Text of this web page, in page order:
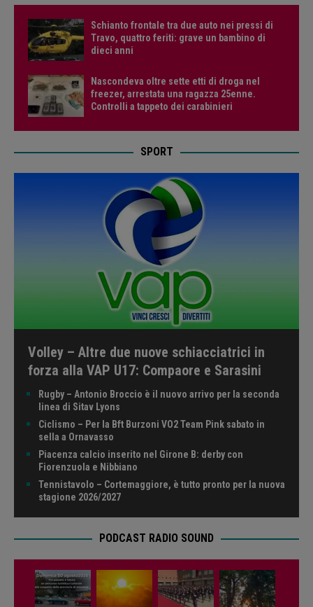
Schianto frontale tra due auto nei pressi di
Travo, quattro feriti: grave un bambino di
dieci anni
Nascondeva oltre sette etti di droga nel
freezer, arrestata una ragazza 25enne.
Controlli a tappeto dei carabinieri
SPORT
Volley – Altre due nuove schiacciatrici in
forza alla VAP U17: Compaore e Sarasini
Rugby – Antonio Broccio è il nuovo arrivo per la seconda
linea di Sitav Lyons
Ciclismo – Per la Bft Burzoni VO2 Team Pink sabato in
sella a Ornavasso
Piacenza calcio inserito nel Girone B: derby con
Fiorenzuola e Nibbiano
Tennistavolo – Cortemaggiore, è tutto pronto per la nuova
stagione 2026/2027
PODCAST RADIO SOUND